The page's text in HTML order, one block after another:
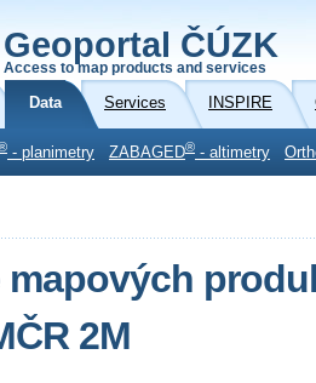
Geoportal ČÚZK
Access to map products and services
Data Services INSPIRE
- planimetry ZABAGED® - altimetry
2M